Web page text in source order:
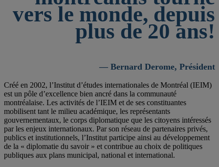
vers le monde, depuis
plus de 20 ans!
— Bernard Derome, Président
Créé en 2002, l’Institut d’études internationales de Montréal (IEIM)
est un pôle d’excellence bien ancré dans la communauté
montréalaise. Les activités de l’IEIM et de ses constituantes
mobilisent tant le milieu académique, les représentants
gouvernementaux, le corps diplomatique que les citoyens intéressés
par les enjeux internationaux. Par son réseau de partenaires privés,
publics et institutionnels, l’Institut participe ainsi au développement
de la « diplomatie du savoir » et contribue au choix de politiques
publiques aux plans municipal, national et international.